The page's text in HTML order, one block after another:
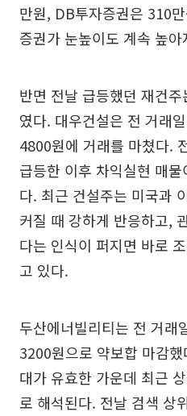
만원, DB투자증권은 310
증권가 눈높이도 계속 높아
반면 전날 급등했던 재건
였다. 대우건설은 전 거래
4800원에 거래를 마쳤다.
급등한 이후 차익실현 매
다. 최근 건설주는 미국과
커질 때 강하게 반응하고,
다는 인식이 퍼지면 바로
고 있다.
두산에너빌리티는 전 거
3200원으로 약보합 마감
대가 유효한 가운데 최근
로 해석된다. 전날 검색 상